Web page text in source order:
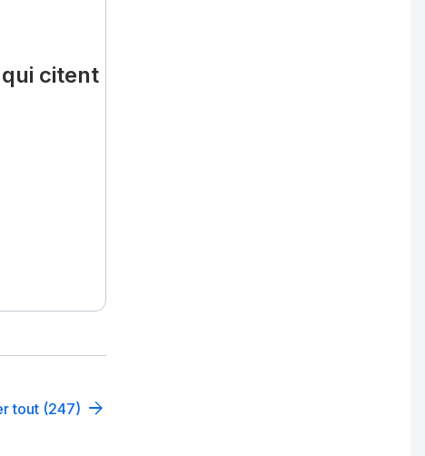
citent
tout (247)